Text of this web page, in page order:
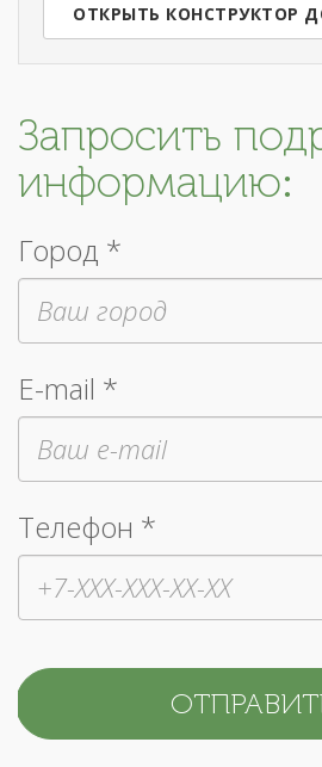
ОТКРЫТЬ КОНСТРУКТОР
Запросить
информацию:
Город *
E-mail *
Телефон *